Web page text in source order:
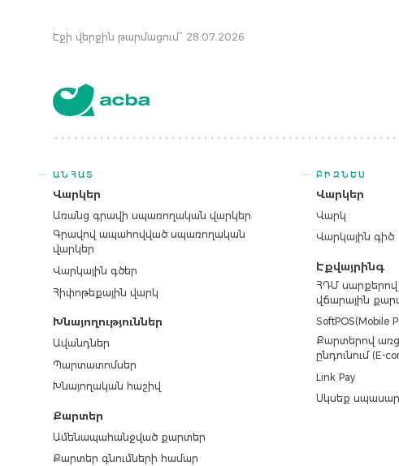
Էջի վերջին թարմացում՝ 28.07.2026
ԱՆՀԱՏ
Վարկեր
Առանց գրավի սպառողական վարկեր
Գրավով ապահովված սպառողական
վարկեր
Վարկային գծեր
Հիփոթեքային վարկ
Խնայողություններ
Ավանդներ
Պարտատոմսեր
Խնայողական հաշիվ
Քարտեր
Ամենապահանջված քարտեր
Քարտեր գնումների համար
ԲԻԶՆԵՍ
Վարկեր
Վարկ
Վարկային գիծ
Էքվայրինգ
ՀԴՄ սարքերով
վճարային
SoftPOS(Mobile
Քարտերով
ընդունում (E-
Link Pay
Սկսեք